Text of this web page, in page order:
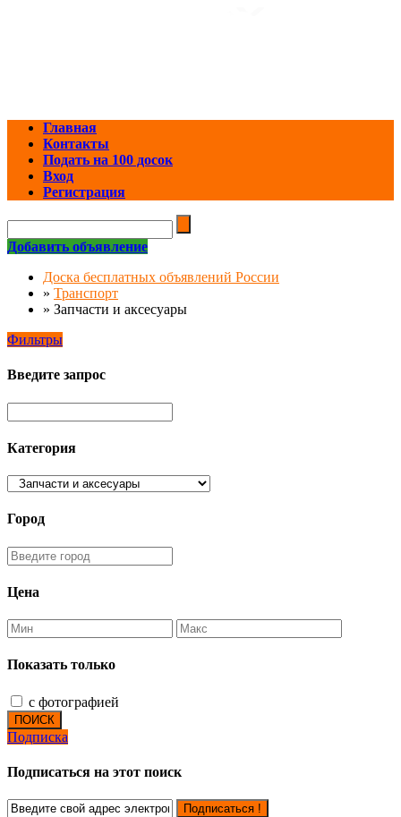
Главная
Контакты
Подать на 100 досок
Вход
Регистрация
Добавить объявление
Доска бесплатных объявлений России
» Транспорт
» Запчасти и аксесуары
Фильтры
Введите запрос
Категория
Город
Цена
Показать только
с фотографией
ПОИСК
Подписка
Подписаться на этот поиск
Подписаться !